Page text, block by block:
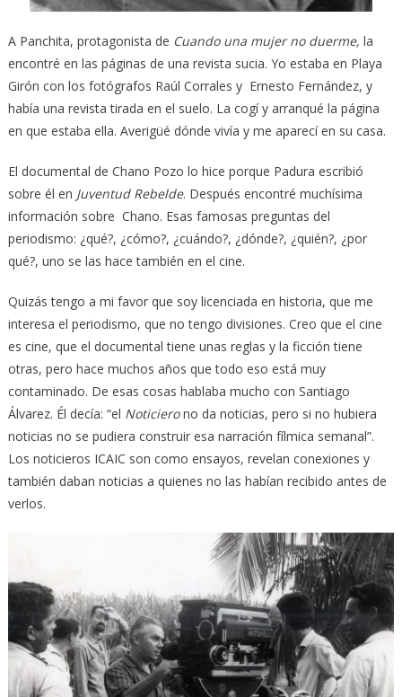
A Panchita, protagonista de Cuando una mujer no duerme, la
encontré en las páginas de una revista sucia. Yo estaba en Playa
Girón con los fotógrafos Raúl Corrales y Ernesto Fernández, y
había una revista tirada en el suelo. La cogí y arranqué la página
en que estaba ella. Averigüé dónde vivía y me aparecí en su casa.
El documental de Chano Pozo lo hice porque Padura escribió
sobre él en Juventud Rebelde. Después encontré muchísima
información sobre Chano. Esas famosas preguntas del
periodismo: ¿qué?, ¿cómo?, ¿cuándo?, ¿dónde?, ¿quién?, ¿por
qué?, uno se las hace también en el cine.
Quizás tengo a mi favor que soy licenciada en historia, que me
interesa el periodismo, que no tengo divisiones. Creo que el cine
es cine, que el documental tiene unas reglas y la ficción tiene
otras, pero hace muchos años que todo eso está muy
contaminado. De esas cosas hablaba mucho con Santiago
Álvarez. Él decía: “el Noticierono da noticias, pero si no hubiera
noticias no se pudiera construir esa narración fílmica semanal”.
Los noticieros ICAIC son como ensayos, revelan conexiones y
también daban noticias a quienes no las habían recibido antes de
verlos.